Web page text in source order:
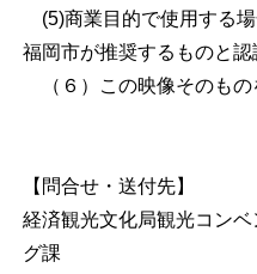
(5)商業目的で使用する
福岡市が推奨するものと
（６）この映像そのもの
【問合せ・送付先】
経済観光文化局観光コン
グ課